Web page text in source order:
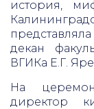
история,
декан
ВГИКа Е.Г.
На
директор